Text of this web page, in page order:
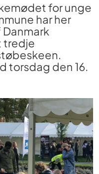
for unge
har her
tredje
torsdag den 16.